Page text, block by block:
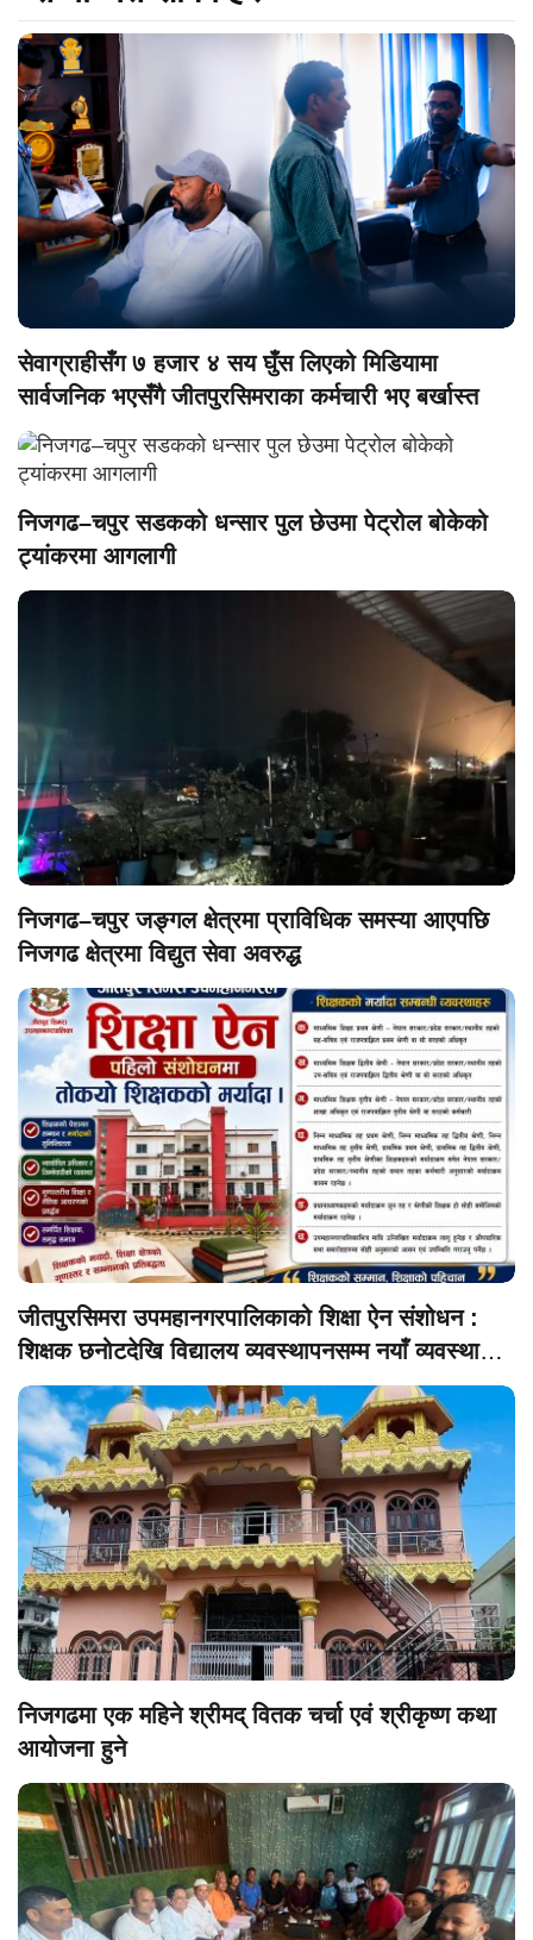
सेवाग्राहीसँग ७ हजार ४ सय घुँस लिएको मिडियामा
सार्वजनिक भएसँगै जीतपुरसिमराका कर्मचारी भए बर्खास्त
निजगढ–चपुर सडकको धन्सार पुल छेउमा पेट्रोल बोकेको
ट्यांकरमा आगलागी
निजगढ–चपुर जङ्गल क्षेत्रमा प्राविधिक समस्या आएपछि
निजगढ क्षेत्रमा विद्युत सेवा अवरुद्ध
जीतपुरसिमरा उपमहानगरपालिकाको शिक्षा ऐन संशोधन :
शिक्षक छनोटदेखि विद्यालय व्यवस्थापनसम्म नयाँ व्यवस्था
लागू
निजगढमा एक महिने श्रीमद् वितक चर्चा एवं श्रीकृष्ण कथा
आयोजना हुने